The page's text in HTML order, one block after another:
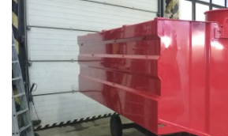
ZÁSAHY
FOTOALBUM
TECHNIKA